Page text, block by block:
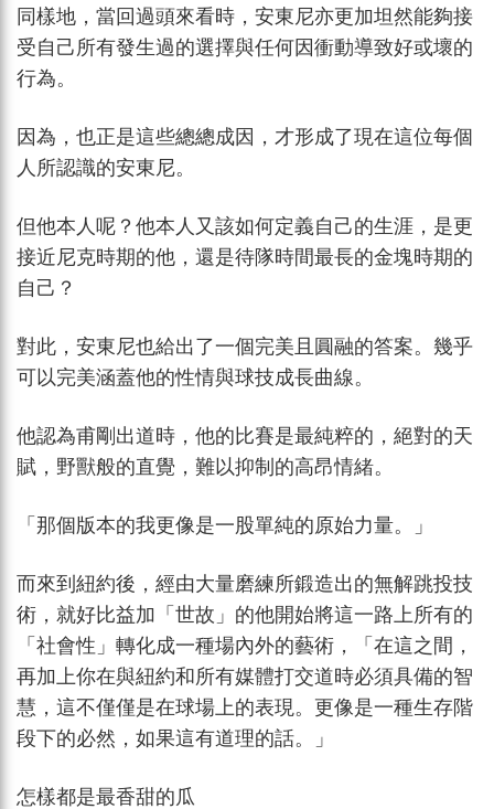
同樣地，當回過頭來看時，安東尼亦更加坦然能夠接
受自己所有發生過的選擇與任何因衝動導致好或壞的
行為。
因為，也正是這些總總成因，才形成了現在這位每個
人所認識的安東尼。
但他本人呢？他本人又該如何定義自己的生涯，是更
接近尼克時期的他，還是待隊時間最長的金塊時期的
自己？
對此，安東尼也給出了一個完美且圓融的答案。幾乎
可以完美涵蓋他的性情與球技成長曲線。
他認為甫剛出道時，他的比賽是最純粹的，絕對的天
賦，野獸般的直覺，難以抑制的高昂情緒。
「那個版本的我更像是一股單純的原始力量。」
而來到紐約後，經由大量磨練所鍛造出的無解跳投技
術，就好比益加「世故」的他開始將這一路上所有的
「社會性」轉化成一種場內外的藝術，「在這之間，
再加上你在與紐約和所有媒體打交道時必須具備的智
慧，這不僅僅是在球場上的表現。更像是一種生存階
段下的必然，如果這有道理的話。」
怎樣都是最香甜的瓜